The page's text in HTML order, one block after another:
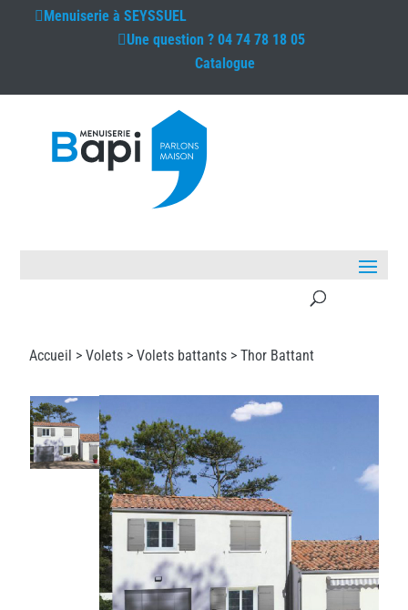
Menuiserie àSEYSSUEL
Une question ? 04 74 78 18 05
Catalogue
Accueil > Volets > Volets battants > Thor Battant